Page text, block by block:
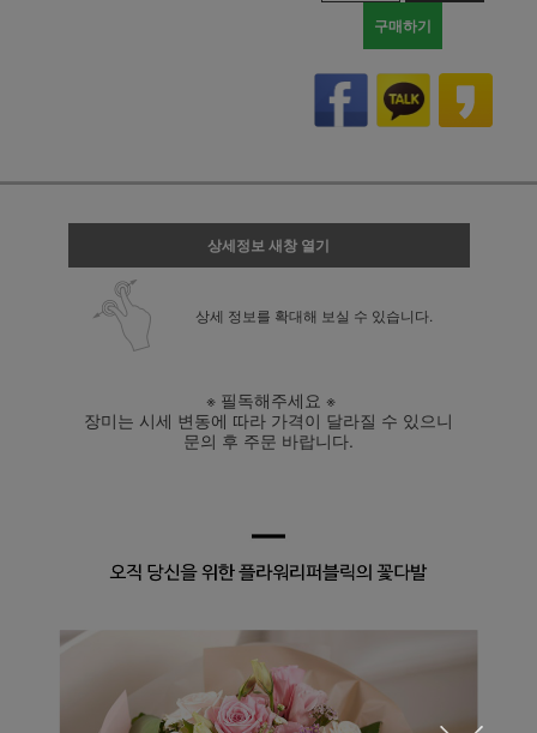
구매하기
상세정보 새창 열기
상세 정보를 확대해 보실 수 있습니다.
※ 필독해주세요 ※
장미는 시세 변동에 따라 가격이 달라질 수 있으니
문의 후 주문 바랍니다.